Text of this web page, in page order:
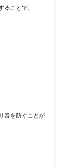
ることで、
音を防ぐことが